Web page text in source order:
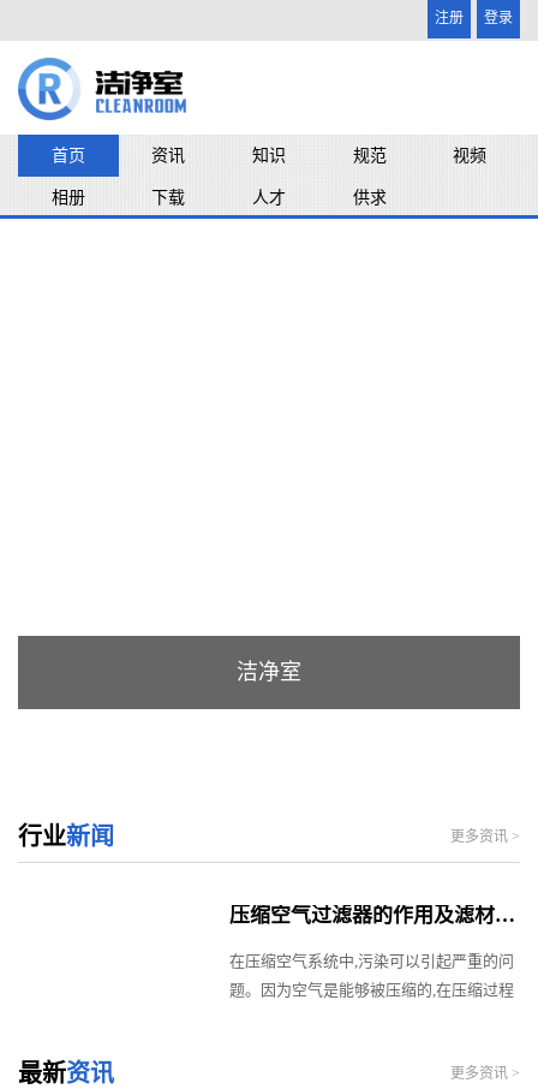
注册 登录
首页 资讯 知识 规范 视频
相册 下载 人才 供求
洁净室
行业新闻 更多资讯 >
压缩空气过滤器的作用及滤材的选择
在压缩空气系统中,污染可以引起严重的问
题。因为空气是能够被压缩的,在压缩过程
最新资讯 更多资讯 >